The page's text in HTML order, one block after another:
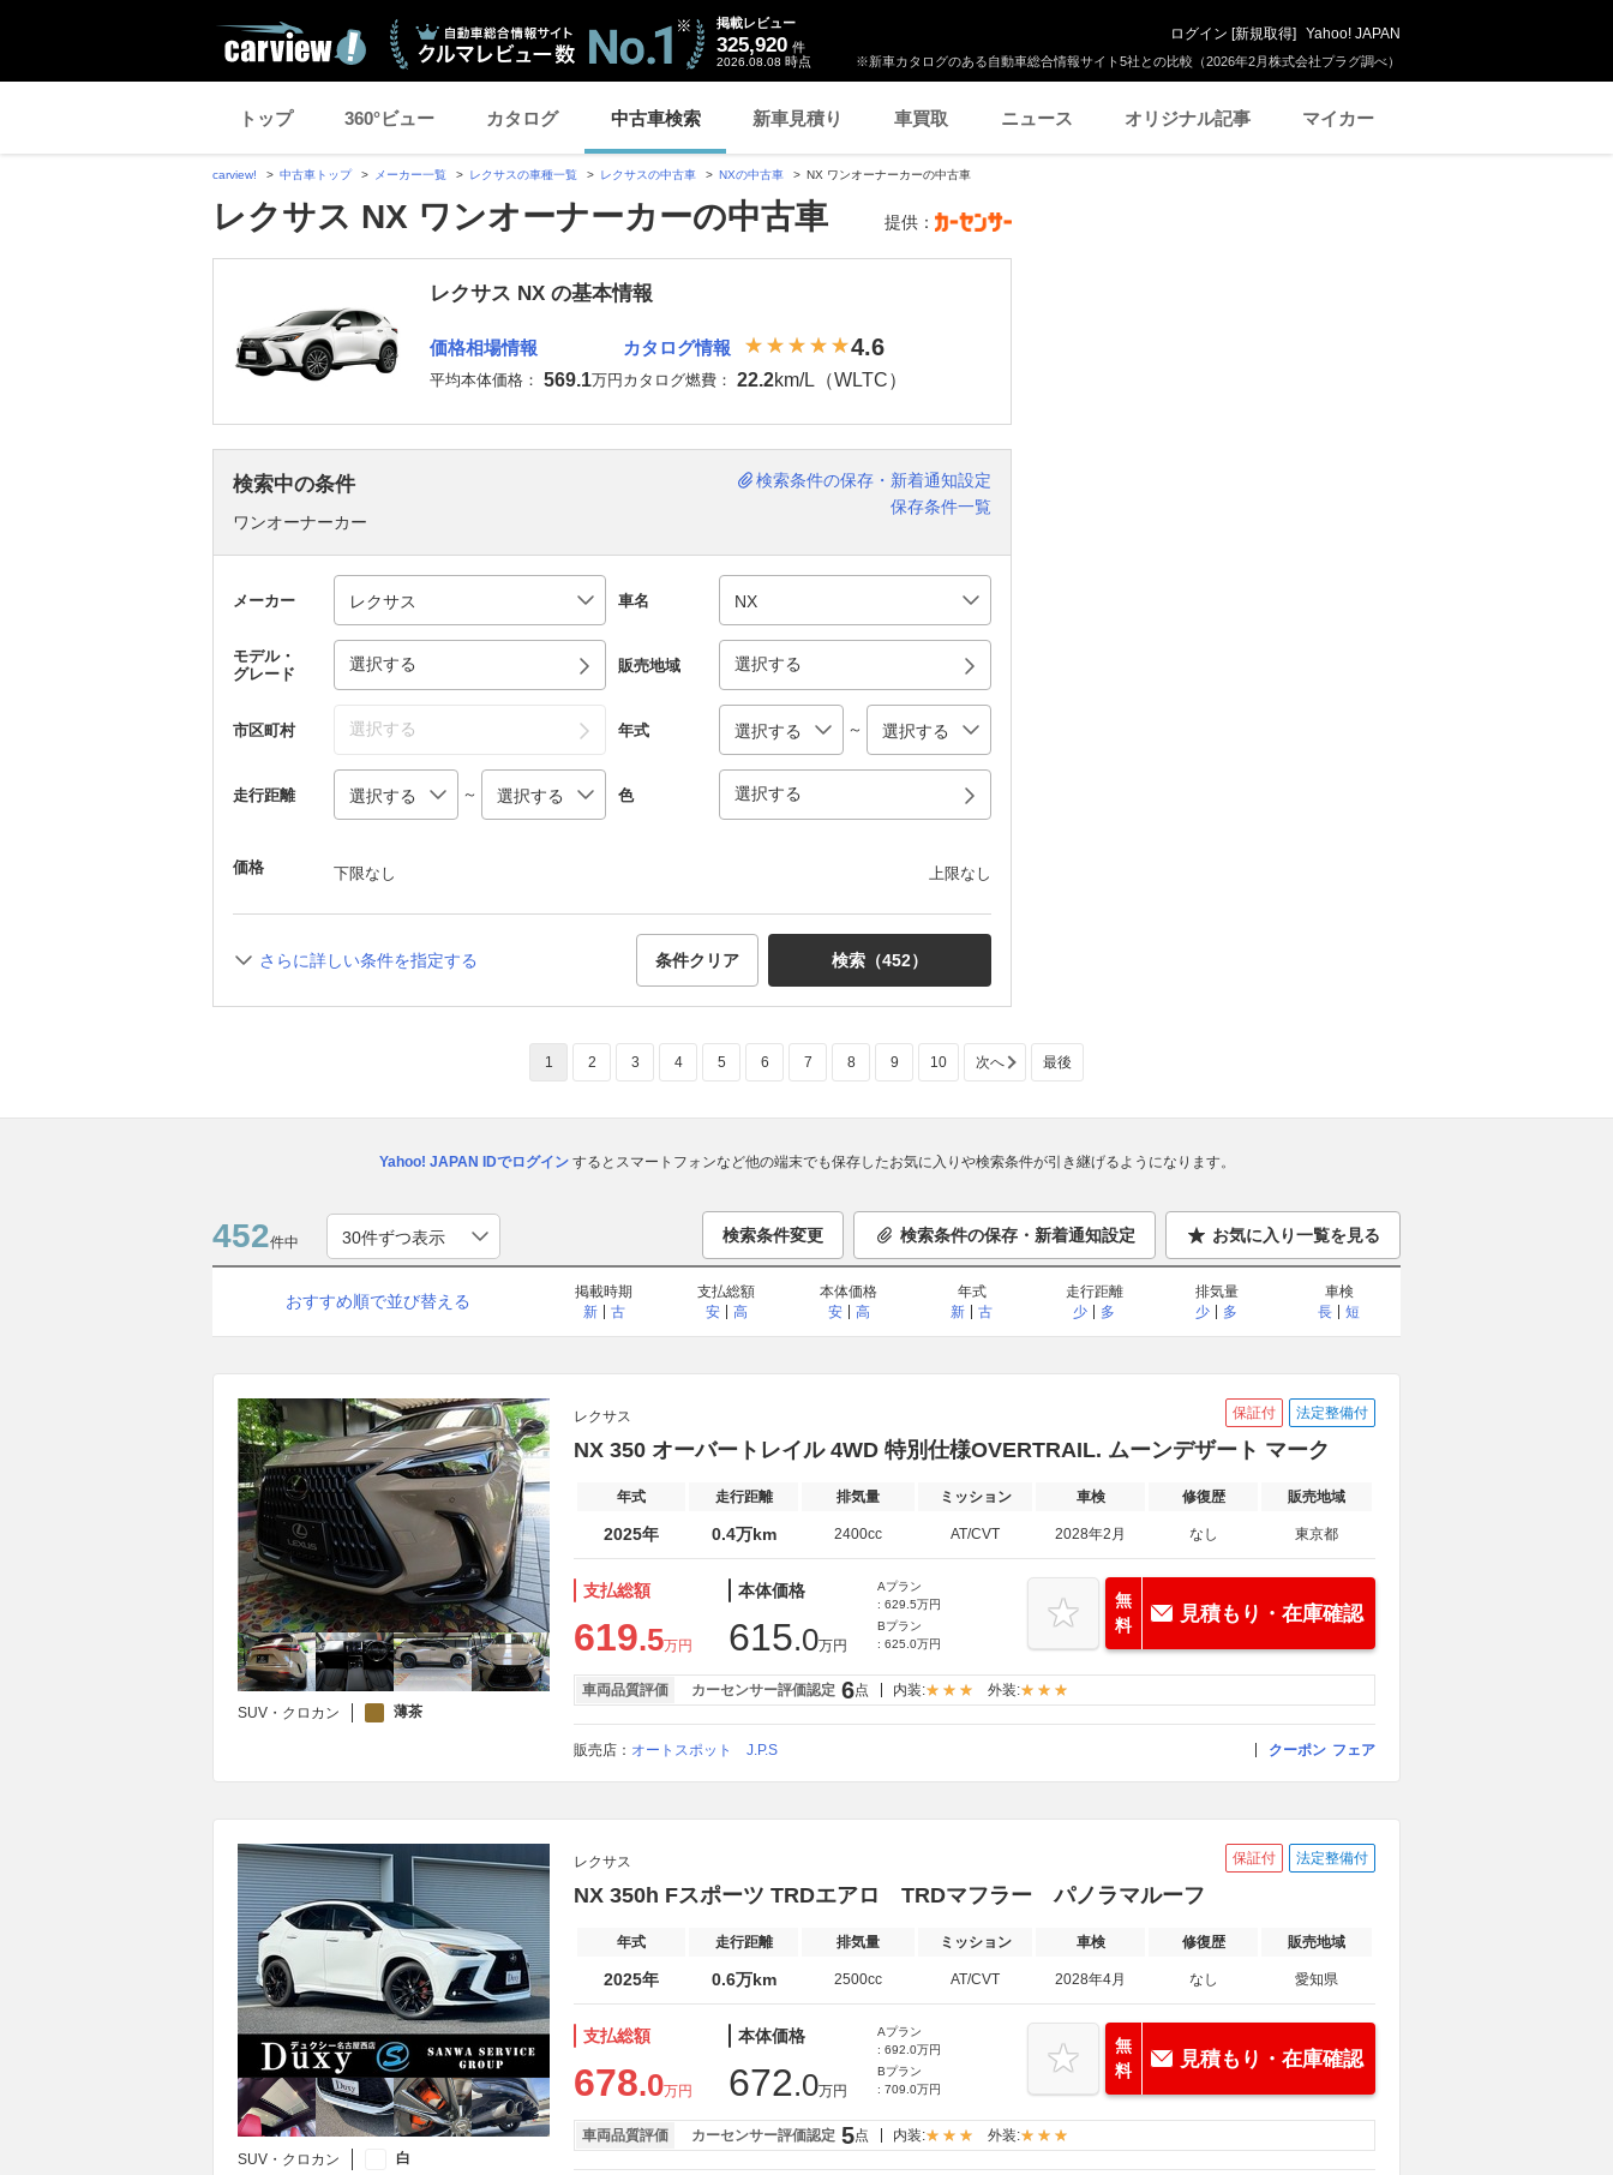
※新車カタログのある自動車総合情報サイト5社との比較（2026年2月株式会社プラグ調べ）
掲載レビュー
325,920 件
2026.08.08 時点
ログイン [新規取得] Yahoo! JAPAN
トップ 360°ビュー カタログ 中古車検索 新車見積り 車買取 ニュース オリジナル記事 マイカー
carview! 中古車トップ メーカー一覧 レクサスの車種一覧 レクサスの中古車 NXの中古車 NX ワンオーナーカーの中古車
レクサス NX ワンオーナーカーの中古車 提供：
レクサス NX の基本情報
価格相場情報
平均本体価格： 569.1万円
カタログ情報 4.6
カタログ燃費： 22.2km/L（WLTC）
検索中の条件
ワンオーナーカー
検索条件の保存・新着通知設定
保存条件一覧
メーカー 車名
モデル・
グレード
選択する 販売地域 選択する
市区町村 選択する 年式 ～
走行距離 ～ 色 選択する
価格 下限なし 上限なし
さらに詳しい条件を指定する 条件クリア 検索（452）
1 2 3 4 5 6 7 8 9 10 次へ 最後
Yahoo! JAPAN IDでログインするとスマートフォンなど他の端末でも保存したお気に入りや検索条件が引き継げるようになります。
452件中 検索条件変更 検索条件の保存・新着通知設定 お気に入り一覧を見る
おすすめ順で並び替える
掲載時期
新
古
支払総額
安
高
本体価格
安
高
年式
新
古
走行距離
少
多
排気量
少
多
車検
長
短
SUV・クロカン 薄茶
レクサス 保証付 法定整備付
NX 350 オーバートレイル 4WD 特別仕様OVERTRAIL. ムーンデザート マーク
年式 走行距離 排気量 ミッション 車検 修復歴 販売地域
2025年 0.4万km 2400cc AT/CVT 2028年2月 なし 東京都
支払総額
619.5万円
本体価格
615.0万円
Aプラン
: 629.5万円
Bプラン
: 625.0万円
無
料
見積もり・在庫確認
車両品質評価 カーセンサー評価認定 6点 内装: 外装:
販売店： オートスポット J.P.S クーポン フェア
SUV・クロカン 白
レクサス 保証付 法定整備付
NX 350h Fスポーツ TRDエアロ TRDマフラー パノラマルーフ
年式 走行距離 排気量 ミッション 車検 修復歴 販売地域
2025年 0.6万km 2500cc AT/CVT 2028年4月 なし 愛知県
支払総額
678.0万円
本体価格
672.0万円
Aプラン
: 692.0万円
Bプラン
: 709.0万円
無
料
見積もり・在庫確認
車両品質評価 カーセンサー評価認定 5点 内装: 外装: